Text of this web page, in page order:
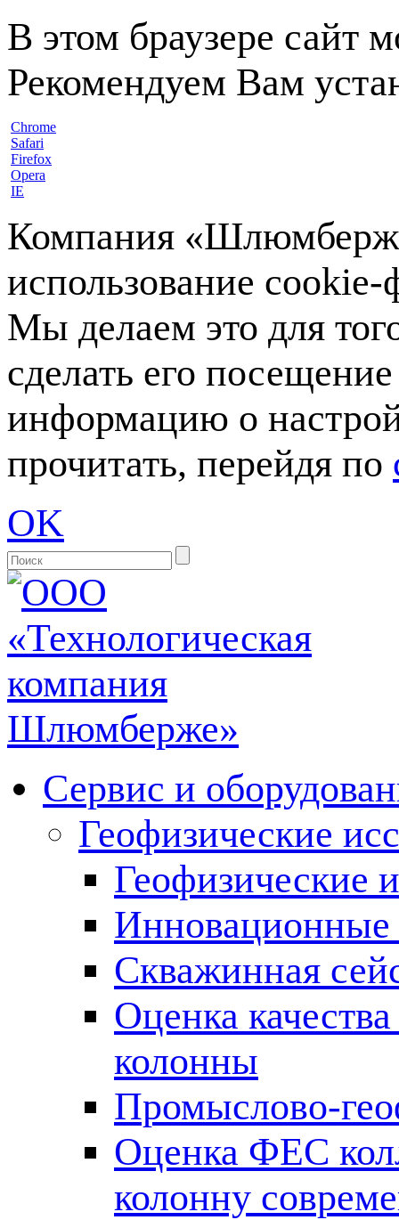
В этом браузере сайт
Рекомендуем Вам
Chrome
Safari
Firefox
Opera
IE
Компания
использование
Мы делаем это для
сделать его
информацию о
прочитать, перейдя по
OK
Сервис и
Геофизические
Геофизические
Инновационные
Скважинная
Оценка
колонны
Промыслово-
Оценка ФЕС
колонну